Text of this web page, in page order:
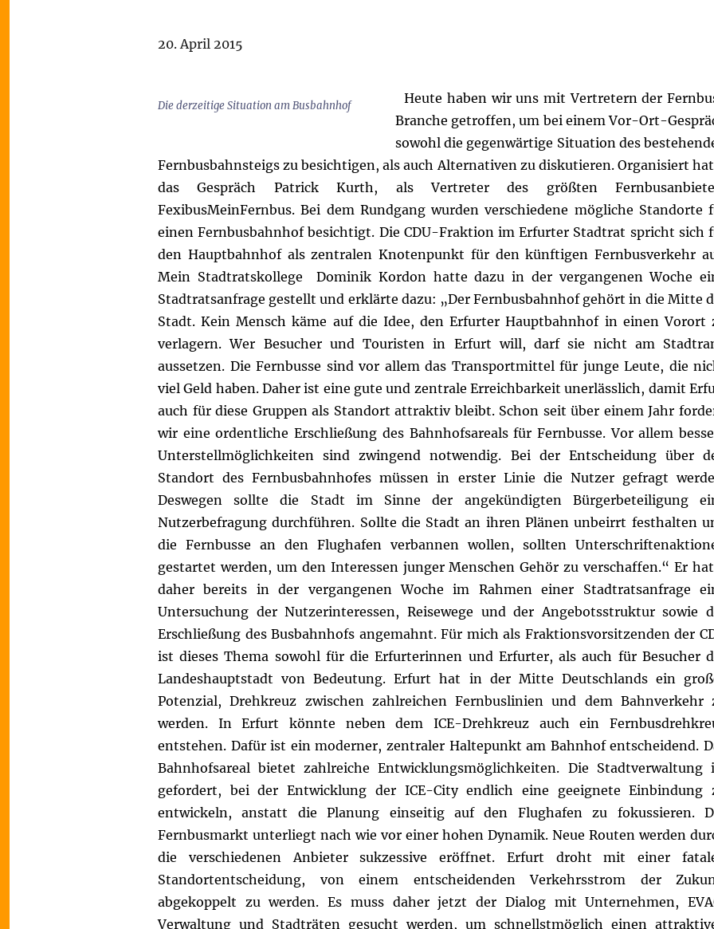
20. April 2015
Die derzeitige Situation am Busbahnhof
Heute haben wir uns mit Vertretern der
Branche getroffen, um bei einem Vor-Ort-
sowohl die gegenwärtige Situation des
Fernbusbahnsteigs zu besichtigen, als auch Alternativen zu diskutieren. Organisiert
das Gespräch Patrick Kurth, als Vertreter des größten
FexibusMeinFernbus.Bei dem Rundgang wurden verschiedene mögliche Standorte
einen Fernbusbahnhof besichtigt. Die CDU-Fraktion im Erfurter Stadtrat spricht sich
den Hauptbahnhof als zentralen Knotenpunkt für den künftigen Fernbusverkehr
Mein Stadtratskollege
Dominik Kordonhatte dazu in der vergangenen Woche
Stadtratsanfrage gestellt und erklärte dazu: „Der Fernbusbahnhof gehört in die Mitte
Stadt. Kein Mensch käme auf die Idee, den Erfurter Hauptbahnhof in einen Vorort
verlagern. Wer Besucher und Touristen in Erfurt will, darf sie nicht am
aussetzen. Die Fernbusse sind vor allem das Transportmittel für junge Leute, die
viel Geld haben. Daher ist eine gute und zentrale Erreichbarkeit unerlässlich, damit
auch für diese Gruppen als Standort attraktiv bleibt. Schon seit über einem Jahr
wir eine ordentliche Erschließung des Bahnhofsareals für Fernbusse. Vor allem
Unterstellmöglichkeiten sind zwingend notwendig. Bei der Entscheidung über
Standort des Fernbusbahnhofes müssen in erster Linie die Nutzer gefragt
Deswegen sollte die Stadt im Sinne der angekündigten Bürgerbeteiligung
Nutzerbefragung durchführen. Sollte die Stadt an ihren Plänen unbeirrt festhalten
die Fernbusse an den Flughafen verbannen wollen, sollten
gestartet werden, um den Interessen junger Menschen Gehör zu verschaffen.“Er
daher bereits in der vergangenen Woche im Rahmen einer Stadtratsanfrage
Untersuchung der Nutzerinteressen, Reisewege und der Angebotsstruktur sowie
Erschließung des Busbahnhofs angemahnt. Für mich als Fraktionsvorsitzenden der
ist dieses Thema sowohl für die Erfurterinnen und Erfurter, als auch für Besucher
Landeshauptstadt von Bedeutung. Erfurt hat in der Mitte Deutschlands ein
Potenzial, Drehkreuz zwischen zahlreichen Fernbuslinien und dem Bahnverkehr
werden. In Erfurt könnte neben dem ICE-Drehkreuz auch ein
entstehen. Dafür ist ein moderner, zentraler Haltepunkt am Bahnhof entscheidend.
Bahnhofsareal bietet zahlreiche Entwicklungsmöglichkeiten. Die Stadtverwaltung
gefordert, bei der Entwicklung der ICE-City endlich eine geeignete Einbindung
entwickeln, anstatt die Planung einseitig auf den Flughafen zu fokussieren.
Fernbusmarkt unterliegt nach wie vor einer hohen Dynamik. Neue Routen werden
die verschiedenen Anbieter sukzessive eröffnet. Erfurt droht mit einer
Standortentscheidung, von einem entscheidenden Verkehrsstrom der
abgekoppelt zu werden. Es muss daher jetzt der Dialog mit Unternehmen,
Verwaltung und Stadträten gesucht werden, um schnellstmöglich einen